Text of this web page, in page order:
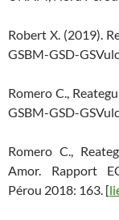
Robert X. (2019).
GSBM-GSD-
Romero C.,
GSBM-GSD-
Romero C.,
Amor. Rapport
Pérou 2018: 163. [